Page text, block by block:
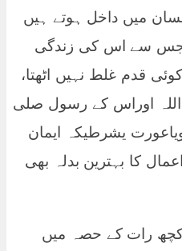
میں داخل ہوتے ہیں
ہے جس سے اس کی زندگی
قدم غلط نہیں اٹھتا،
اوراس کے رسول صلی
یشرطیکہ ایمان
کا بہترین بدلہ بھی
کچھ رات کے حصہ میں